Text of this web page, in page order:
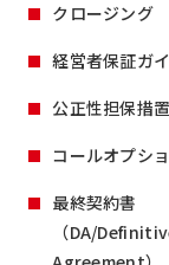
クロージング
経営者保証ガ
公正性担保措置
コールオプシ
最終契約書
（DA/